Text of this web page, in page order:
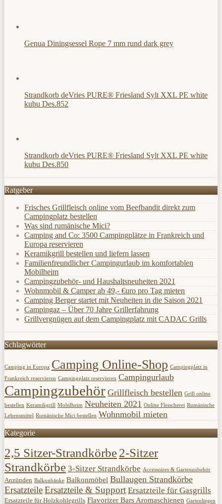
Genua Diningsessel Rope 7 mm rund dark grey
Strandkorb deVries PURE® Friesland Sylt XXL PE white
kubu Des.852
Strandkorb deVries PURE® Friesland Sylt XXL PE white
kubu Des.850
Ratgeber
Frisches Grillfleisch online vom Beefbandit direkt zum
Campingplatz bestellen
Was sind rumänische Mici?
Camping and Co: 3500 Campingplätze in Frankreich und
Europa reservieren
Keramikgrill bestellen und liefern lassen
Familienfreundlicher Campingurlaub im komfortablen
Mobilheim
Campingzubehör- und Haushaltsneuheiten 2021
Wohnmobil & Camper ab 49,- €uro pro Tag mieten
Camping Berger startet mit Neuheiten in die Saison 2021
Campingaz – Über 70 Jahre Grillerfahrung
Grillvergnügen auf dem Campingplatz mit CADAC Grills
Schlagwörter
Camping in Europa Camping Online-Shop Campingplatz in
Frankreich reservieren Campingplatz reservieren Campingurlaub
Campingzubehör Grillfleisch bestellen Grill online
bestellen Keramikgrill Mobilheim Neuheiten 2021 Online Fleischerei Rumänische
Lebensmittel Rumänische Mici bestellen Wohnmobil mieten
Kategorie
2,5 Sitzer-Strandkörbe2-Sitzer
Strandkörbe 3-Sitzer Strandkörbe Accessoires & Gartenzubehör
Anzünden Balkonbänke Balkonmöbel Bullaugen Strandkörbe
ErsatzteileErsatzteile & Support Ersatzteile für Gasgrills
Ersatzteile für Holzkohlegrills Flavorizer Bars Aromaschienen Gartenliegen